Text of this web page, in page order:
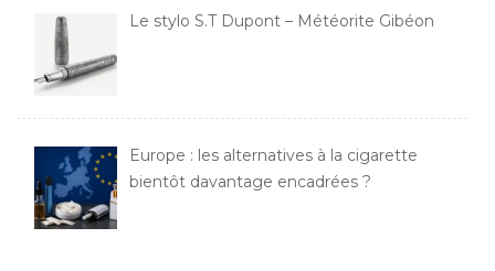
Le stylo S.T Dupont – Météorite Gibéon
Europe : les alternatives à la cigarette
bientôt davantage encadrées ?